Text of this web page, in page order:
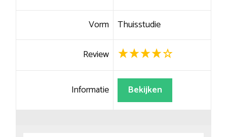
Vorm Thuisstudie
Review
Informatie Bekijken